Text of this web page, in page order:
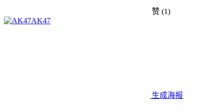
赞 (1)
AK47
生成海报